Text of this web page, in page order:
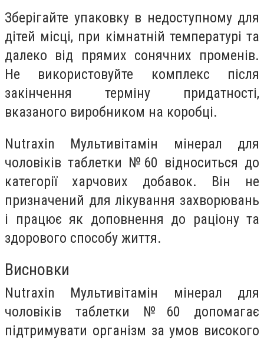
Зберігайте упаковку в недоступному для
дітей місці, при кімнатній температурі та
далеко від прямих сонячних променів.
Не використовуйте комплекс після
закінчення терміну придатності,
вказаного виробником на коробці.
Nutraxin Мультивітамін мінерал для
чоловіків таблетки №60 відноситься до
категорії харчових добавок. Він не
призначений для лікування захворювань
і працює як доповнення до раціону та
здорового способу життя.
Висновки
Nutraxin Мультивітамін мінерал для
чоловіків таблетки №60 допомагає
підтримувати організм за умов високого